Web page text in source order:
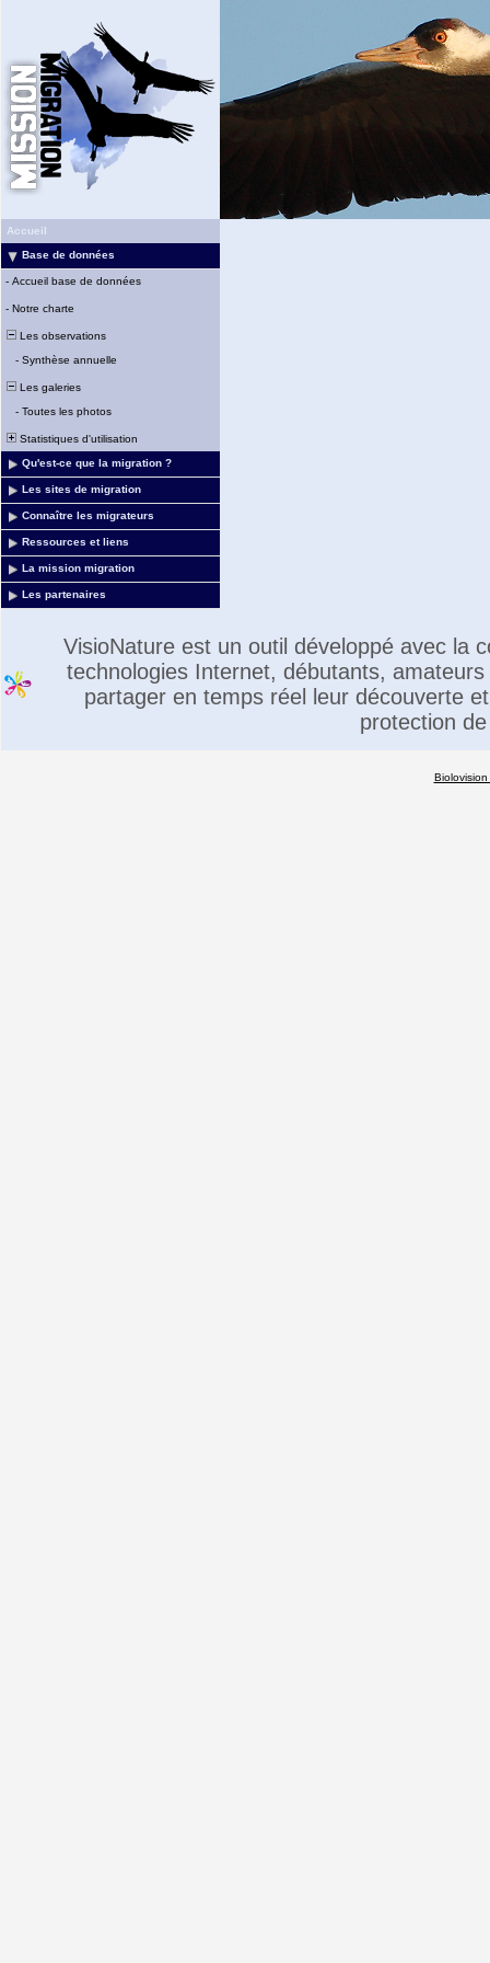
Accueil
Base de données
- Accueil base de données
- Notre charte
Les observations
- Synthèse annuelle
Les galeries
- Toutes les photos
Statistiques d'utilisation
Qu'est-ce que la migration ?
Les sites de migration
Connaître les migrateurs
Ressources et liens
La mission migration
Les partenaires
VisioNature est un outil développé avec la
technologies Internet, débutants,
partager en temps réel leur découverte
protection
Biolovision